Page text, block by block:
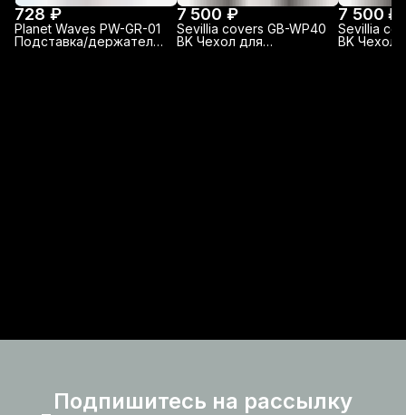
728 ₽
Planet Waves PW-GR-01
Подставка/держатель
7 500 ₽
Sevillia covers GB-WP40
BK Чехол для
7 500 ₽
Sevillia
BK Чехол
Подпишитесь на рассылку